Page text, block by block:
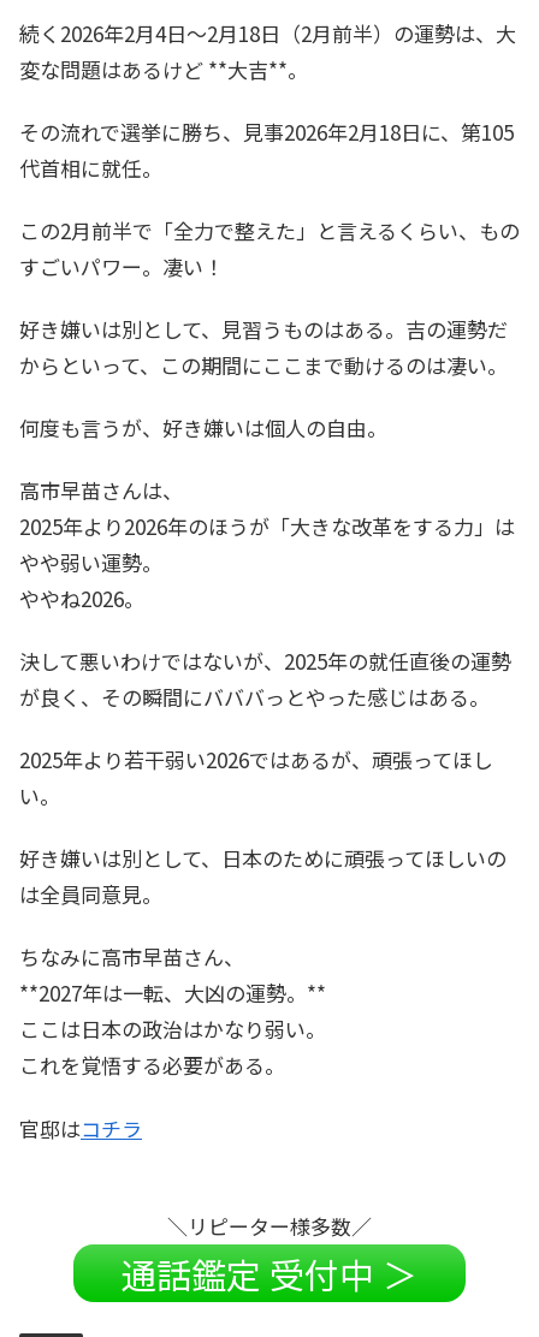
続く2026年2月4日〜2月18日（2月前半）の運勢は、大
変な問題はあるけど **大吉**。
その流れで選挙に勝ち、見事2026年2月18日に、第105
代首相に就任。
この2月前半で「全力で整えた」と言えるくらい、もの
すごいパワー。凄い！
好き嫌いは別として、見習うものはある。吉の運勢だ
からといって、この期間にここまで動けるのは凄い。
何度も言うが、好き嫌いは個人の自由。
高市早苗さんは、
2025年より2026年のほうが「大きな改革をする力」は
やや弱い運勢。
ややね2026。
決して悪いわけではないが、2025年の就任直後の運勢
が良く、その瞬間にバババっとやった感じはある。
2025年より若干弱い2026ではあるが、頑張ってほし
い。
好き嫌いは別として、日本のために頑張ってほしいの
は全員同意見。
ちなみに高市早苗さん、
**2027年は一転、大凶の運勢。**
ここは日本の政治はかなり弱い。
これを覚悟する必要がある。
官邸はコチラ
＼リピーター様多数／
通話鑑定 受付中 ＞